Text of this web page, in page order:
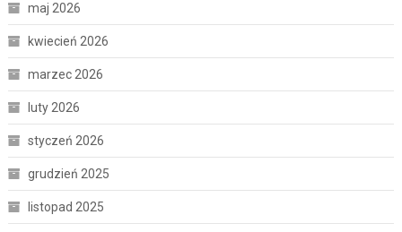
maj 2026
kwiecień 2026
marzec 2026
luty 2026
styczeń 2026
grudzień 2025
listopad 2025